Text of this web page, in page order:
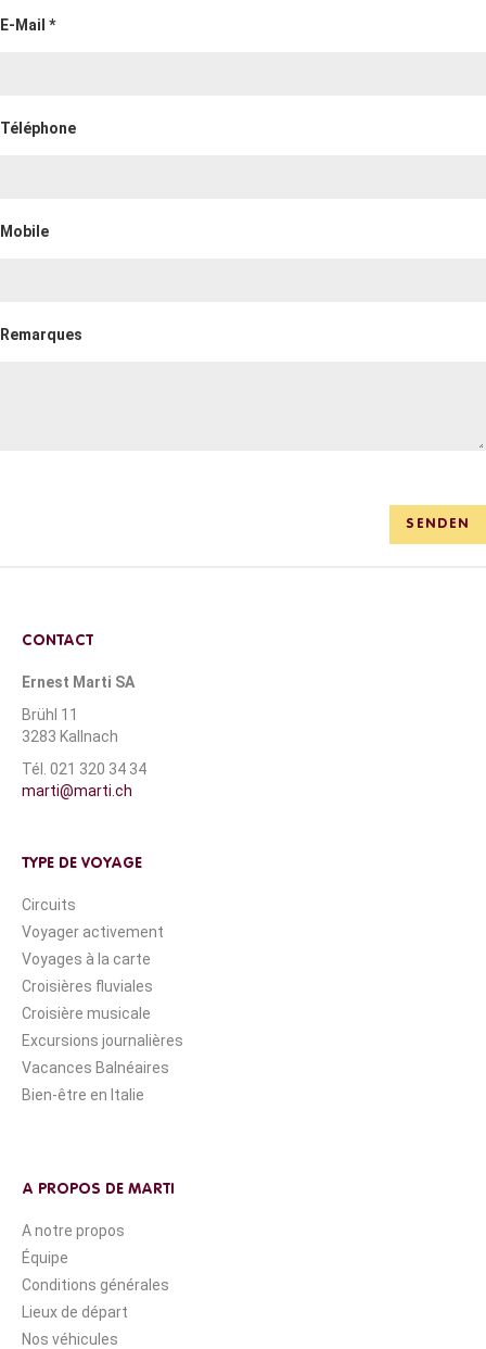
E-Mail *
Téléphone
Mobile
Remarques
SENDEN
CONTACT
Ernest Marti SA
Brühl 11
3283 Kallnach
Tél. 021 320 34 34
marti@marti.ch
TYPE DE VOYAGE
Circuits
Voyager activement
Voyages à la carte
Croisières fluviales
Croisière musicale
Excursions journalières
Vacances Balnéaires
Bien-être en Italie
A PROPOS DE MARTI
A notre propos
Équipe
Conditions générales
Lieux de départ
Nos véhicules